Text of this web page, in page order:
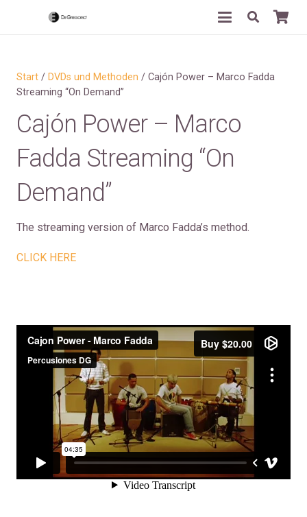
Start / DVDs und Methoden / Cajón Power – Marco Fadda
Streaming “On Demand”
Cajón Power – Marco
Fadda Streaming “On
Demand”
The streaming version of Marco Fadda’s method.
CLICK HERE